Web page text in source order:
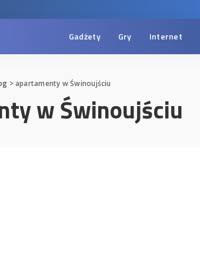
Gadżety Gry Internet
>apartamenty w Świnoujściu
w Świnoujściu